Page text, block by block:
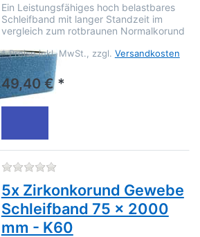
Ein Leistungsfähiges hoch belastbares
Schleifband mit langer Standzeit im
vergleich zum rotbraunen Normalkorund
* Preise inkl. MwSt., zzgl. Versandkosten
49,40 € *
Zu diesem Produkt liegen
5x Zirkonkorund Gewebe
Schleifband 75 x 2000
mm - K60